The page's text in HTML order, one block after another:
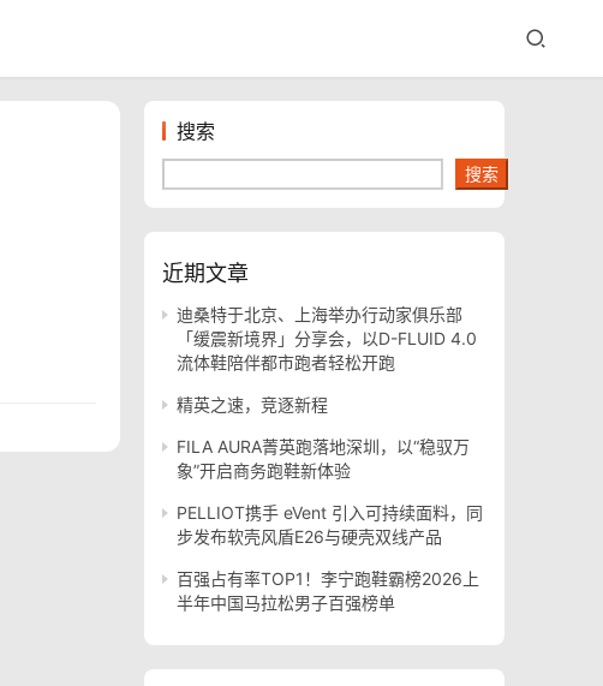
搜索
搜索
近期文章
迪桑特于北京、上海举办行动家俱乐部
「缓震新境界」分享会，以D-FLUID 4.0
流体鞋陪伴都市跑者轻松开跑
精英之速，竞逐新程
FILA AURA菁英跑落地深圳，以“稳驭万
象”开启商务跑鞋新体验
PELLIOT携手 eVent 引入可持续面料，同
步发布软壳风盾E26与硬壳双线产品
百强占有率TOP1！李宁跑鞋霸榜2026上
半年中国马拉松男子百强榜单